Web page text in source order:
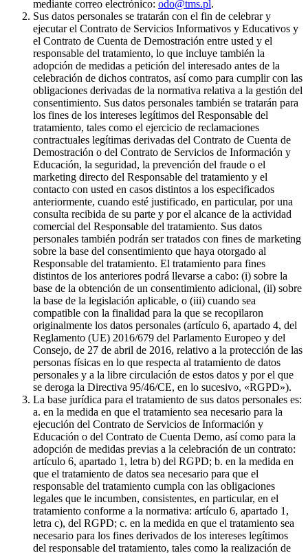
mediante correo electrónico: odo@tms.pl.
Sus datos personales se tratarán con el fin de celebrar y
ejecutar el Contrato de Servicios Informativos y Educativos y
el Contrato de Cuenta de Demostración entre usted y el
responsable del tratamiento, lo que incluye también la
adopción de medidas a petición del interesado antes de la
celebración de dichos contratos, así como para cumplir con las
obligaciones derivadas de la normativa relativa a la gestión del
consentimiento. Sus datos personales también se tratarán para
los fines de los intereses legítimos del Responsable del
tratamiento, tales como el ejercicio de reclamaciones
contractuales legítimas derivadas del Contrato de Cuenta de
Demostración o del Contrato de Servicios de Información y
Educación, la seguridad, la prevención del fraude o el
marketing directo del Responsable del tratamiento y el
contacto con usted en casos distintos a los especificados
anteriormente, cuando esté justificado, en particular, por una
consulta recibida de su parte y por el alcance de la actividad
comercial del Responsable del tratamiento. Sus datos
personales también podrán ser tratados con fines de marketing
sobre la base del consentimiento que haya otorgado al
Responsable del tratamiento. El tratamiento para fines
distintos de los anteriores podrá llevarse a cabo: (i) sobre la
base de la obtención de un consentimiento adicional, (ii) sobre
la base de la legislación aplicable, o (iii) cuando sea
compatible con la finalidad para la que se recopilaron
originalmente los datos personales (artículo 6, apartado 4, del
Reglamento (UE) 2016/679 del Parlamento Europeo y del
Consejo, de 27 de abril de 2016, relativo a la protección de las
personas físicas en lo que respecta al tratamiento de datos
personales y a la libre circulación de estos datos y por el que
se deroga la Directiva 95/46/CE, en lo sucesivo, «RGPD»).
La base jurídica para el tratamiento de sus datos personales es:
a. en la medida en que el tratamiento sea necesario para la
ejecución del Contrato de Servicios de Información y
Educación o del Contrato de Cuenta Demo, así como para la
adopción de medidas previas a la celebración de un contrato:
artículo 6, apartado 1, letra b) del RGPD; b. en la medida en
que el tratamiento de datos sea necesario para que el
responsable del tratamiento cumpla con las obligaciones
legales que le incumben, consistentes, en particular, en el
tratamiento conforme a la normativa: artículo 6, apartado 1,
letra c), del RGPD; c. en la medida en que el tratamiento sea
necesario para los fines derivados de los intereses legítimos
del responsable del tratamiento, tales como la realización de